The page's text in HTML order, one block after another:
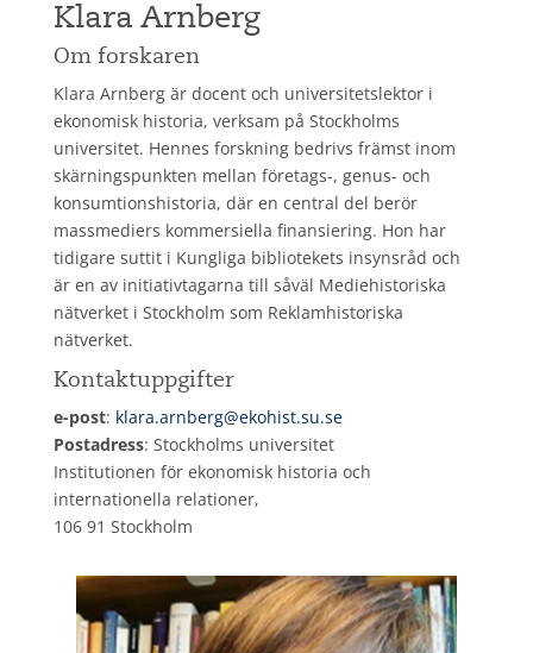
Klara Arnberg
Om forskaren
Klara Arnberg är docent och universitetslektor i
ekonomisk historia, verksam på Stockholms
universitet. Hennes forskning bedrivs främst inom
skärningspunkten mellan företags-, genus- och
konsumtionshistoria, där en central del berör
massmediers kommersiella finansiering. Hon har
tidigare suttit i Kungliga bibliotekets insynsråd och
är en av initiativtagarna till såväl Mediehistoriska
nätverket i Stockholm som Reklamhistoriska
nätverket.
Kontaktuppgifter
e-post: klara.arnberg@ekohist.su.se
Postadress: Stockholms universitet
Institutionen för ekonomisk historia och
internationella relationer,
106 91 Stockholm